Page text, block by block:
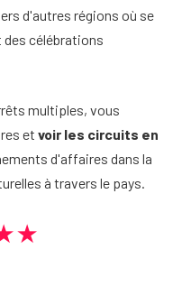
d'autres régions où se
célébrations
multiples, vous
et voir les circuits en
d'affaires dans la
à travers le pays.